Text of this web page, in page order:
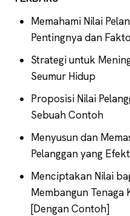
Memahami Nilai
Pentingnya dan
Strategi untuk
Seumur Hidup
Proposisi Nilai
Sebuah Contoh
Menyusun dan
Pelanggan yang
Menciptakan Nilai
Membangun
[Dengan Contoh]